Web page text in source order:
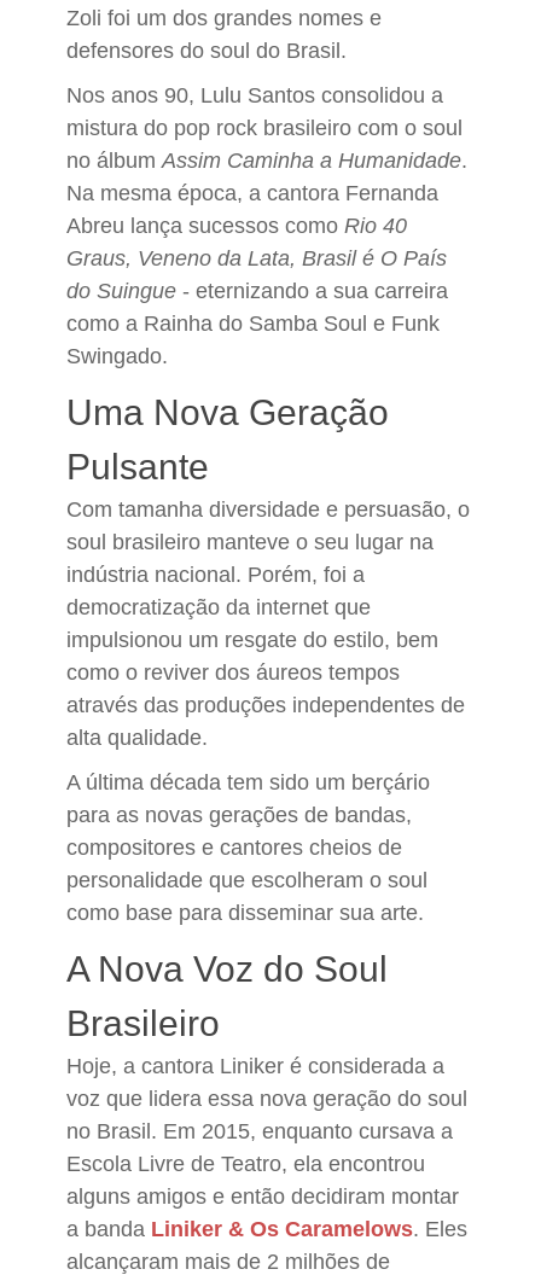
Zoli foi um dos grandes nomes e
defensores do soul do Brasil.
Nos anos 90, Lulu Santos consolidou a
mistura do pop rock brasileiro com o soul
no álbumAssim Caminha a Humanidade.
Na mesma época, a cantora Fernanda
Abreu lança sucessos como Rio 40
Graus, Veneno da Lata, Brasil é O País
do Suingue - eternizando a sua carreira
como a Rainha do Samba Soul e Funk
Swingado.
Uma Nova Geração
Pulsante
Com tamanha diversidade e persuasão, o
soul brasileiro manteve o seu lugar na
indústria nacional. Porém, foi a
democratização da internet que
impulsionou um resgate do estilo, bem
como o reviver dos áureos tempos
através das produções independentes de
alta qualidade.
A última década tem sido um berçário
para as novas gerações de bandas,
compositores e cantores cheios de
personalidade que escolheram o soul
como base para disseminar sua arte.
A Nova Voz do Soul
Brasileiro
Hoje, a cantora Liniker é considerada a
voz que lidera essa nova geração do soul
no Brasil. Em 2015, enquanto cursava a
Escola Livre de Teatro, ela encontrou
alguns amigos e então decidiram montar
a banda Liniker & Os Caramelows. Eles
alcançaram mais de 2 milhões de